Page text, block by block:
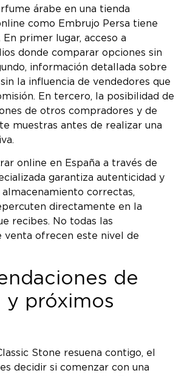
árabe en una tienda
como Embrujo Persa tiene
En primer lugar, acceso a
donde comparar opciones sin
información detallada sobre
la influencia de vendedores que
En tercero, la posibilidad de
de otros compradores y de
muestras antes de realizar una
online en España a través de
garantiza autenticidad y
correctas,
directamente en la
recibes. No todas las
venta ofrecen este nivel de
de
y próximos
Stone resuena contigo, el
decidir si comenzar con una